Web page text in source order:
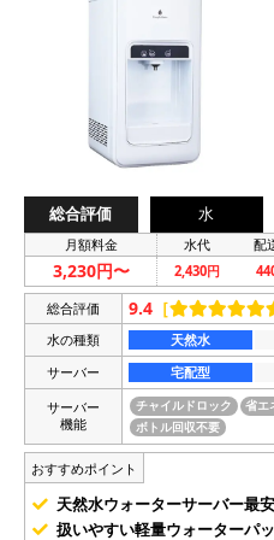
総合評価 水
月額料金 水代 配
3,230円〜 2,430円
総合評価 9.4 ［
水の種類 天然水
サーバー
宅配型
サーバー
機能
チャイルドロック 省エ
ボトル回収不要
おすすめポイント
天然水ウォーターサーバー最
扱いやすい軽量ウォーターパ